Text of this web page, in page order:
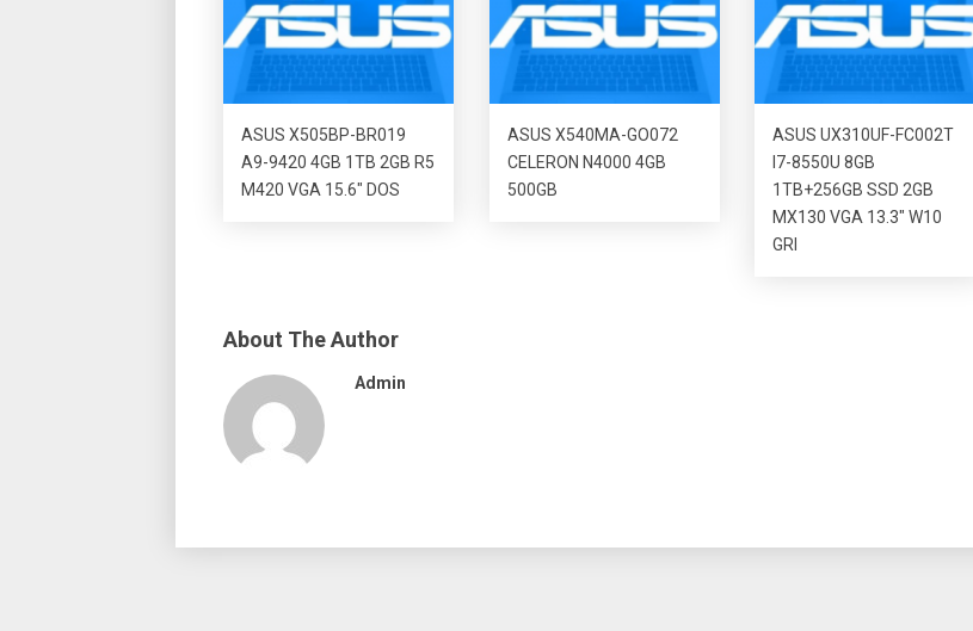
ASUS X505BP-BR019
A9-9420 4GB 1TB 2GB R5
M420 VGA 15.6″ DOS
ASUS X540MA-GO072
CELERON N4000 4GB
500GB
ASUS UX310UF-FC002T
I7-8550U 8GB
1TB+256GB SSD 2GB
MX130 VGA 13.3″ W10
GRI
About The Author
Admin